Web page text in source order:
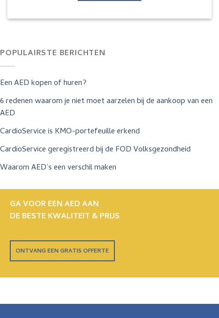
POPULAIRSTE BERICHTEN
Een AED kopen of huren?
6 redenen waarom je niet moet aarzelen bij de aankoop van een
AED
CardioService is KMO-portefeuille erkend
CardioService geregistreerd bij de FOD Volksgezondheid
Waarom AED’s een verschil maken
GA VOOR EEN AED AAN
DE BESTE KWALITEIT & PRIJS
ONTVANG EEN GRATIS OFFERTE